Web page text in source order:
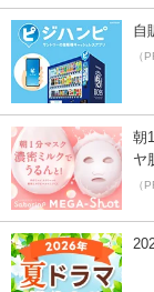
自
（
朝
ヤ
（